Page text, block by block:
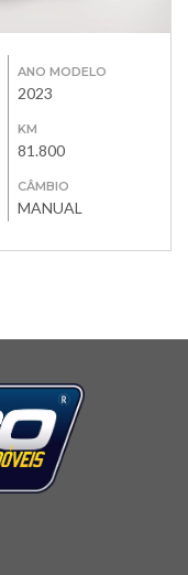
ANO MODELO
2023
KM
81.800
CÂMBIO
MANUAL